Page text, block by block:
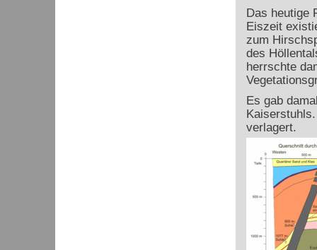
Das heutige
Eiszeit
zum
des
herrschte
Es gab
verlagert.